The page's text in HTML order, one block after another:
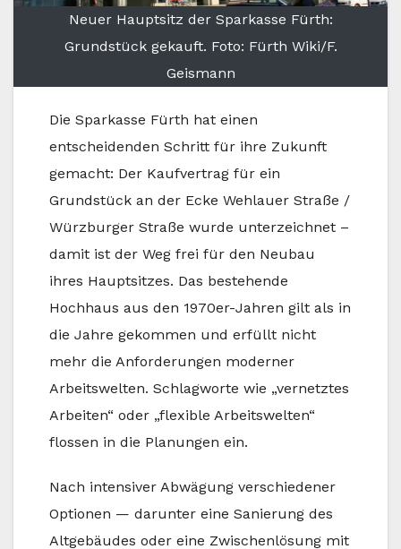
Neuer Hauptsitz der Sparkasse Fürth:
Grundstück gekauft. Foto: Fürth Wiki/F.
Geismann
Die Sparkasse Fürth hat einen
entscheidenden Schritt für ihre Zukunft
gemacht: Der Kaufvertrag für ein
Grundstück an der Ecke Wehlauer Straße /
Würzburger Straße wurde unterzeichnet –
damit ist der Weg frei für den Neubau
ihres Hauptsitzes. Das bestehende
Hochhaus aus den 1970er-Jahren gilt als in
die Jahre gekommen und erfüllt nicht
mehr die Anforderungen moderner
Arbeitswelten. Schlagworte wie „vernetztes
Arbeiten“ oder „flexible Arbeitswelten“
flossen in die Planungen ein.
Nach intensiver Abwägung verschiedener
Optionen — darunter eine Sanierung des
Altgebäudes oder eine Zwischenlösung mit